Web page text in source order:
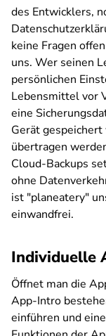
des Entwicklers,
keine Fragen
uns. Wer seinen
persönlichen
Lebensmittel vor
eine
Gerät
übertragen
Cloud-Backups
ohne
ist "planeatery"
einwandfrei.
Individuelle
Öffnet man die
App-Intro
einführen und